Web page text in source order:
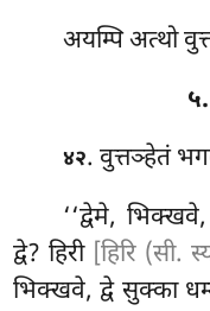
अयम्पि अत्थो
४२. वुत्तञ्हेतं
‘‘द्वेमे,
द्वे? हिरी [हिरि (सी.
भिक्खवे, द्वे सुक्का